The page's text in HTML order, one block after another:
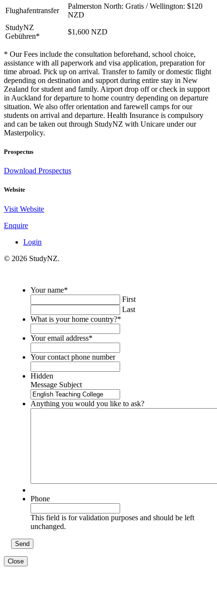
Flughafentransfer
Palmerston North: Gratis / Wellington: $120
NZD
StudyNZ
Gebühren*
$1,600 NZD
* Our Fees include the consultation beforehand, school choice,
assistance with all paperwork and visa application, preparation for
time abroad. Pick up on arrival. Transfer to family or domestic flight
depending on destination and support during entire stay in New
Zealand for student and family. Airport drop off or check in support
in Auckland for departure to home country depending on departure
situation. We also offer orientation and farewell camps for our
students on arrival and departure. Health Insurance is compulsory
and can be taken out through StudyNZ with Unicare under our
Masterpolicy.
Prospectus
Download Prospectus
Website
Visit Website
Enquire
Login
© 2026 StudyNZ.
Your name*
First
Last
What is your home country?*
Your email address*
Your contact phone number
Hidden
Message Subject
Anything you would you like to ask?
Phone
This field is for validation purposes and should be left
unchanged.
Close